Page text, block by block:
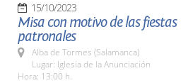
15/10/2023
Misa con motivo de las fiestas
patronales
Alba de Tormes (Salamanca)
Lugar: Iglesia de la Anunciación
Hora: 13:00 h.